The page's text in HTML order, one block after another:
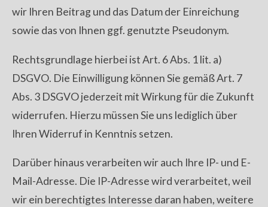
wir Ihren Beitrag und das Datum der Einreichung
sowie das von Ihnen ggf. genutzte Pseudonym.
Rechtsgrundlage hierbei ist Art. 6 Abs. 1 lit. a)
DSGVO. Die Einwilligung können Sie gemäß Art. 7
Abs. 3 DSGVO jederzeit mit Wirkung für die Zukunft
widerrufen. Hierzu müssen Sie uns lediglich über
Ihren Widerruf in Kenntnis setzen.
Darüber hinaus verarbeiten wir auch Ihre IP- und E-
Mail-Adresse. Die IP-Adresse wird verarbeitet, weil
wir ein berechtigtes Interesse daran haben, weitere